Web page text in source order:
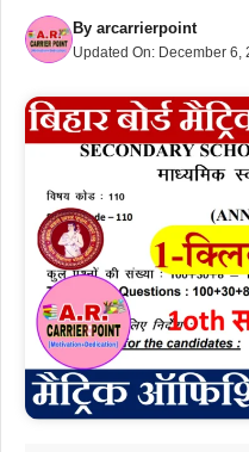
By arcarrierpoint
Updated On: December 6,